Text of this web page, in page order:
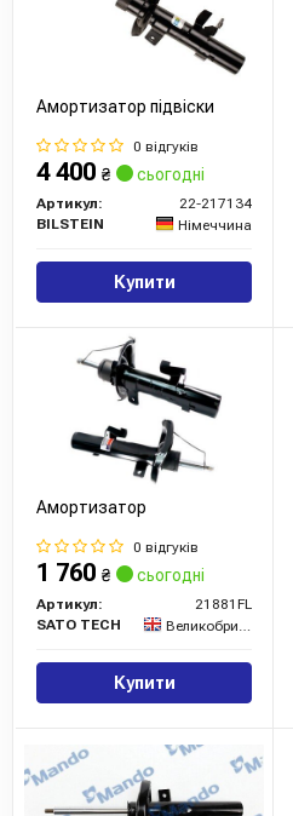
Амортизатор підвіски
0 відгуків
4 400 ₴ сьогодні
Артикул:
22-217134
BILSTEIN
Німеччина
Купити
Амортизатор
0 відгуків
1 760 ₴ сьогодні
Артикул:
21881FL
SATO TECH
Великобританія
Купити